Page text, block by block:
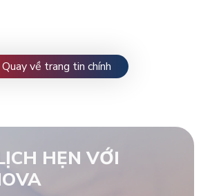
Quay về trang tin chính
HẸN VỚI